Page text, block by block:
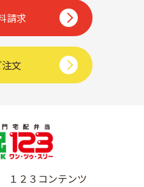
請求
注文
１２３コンテンツ